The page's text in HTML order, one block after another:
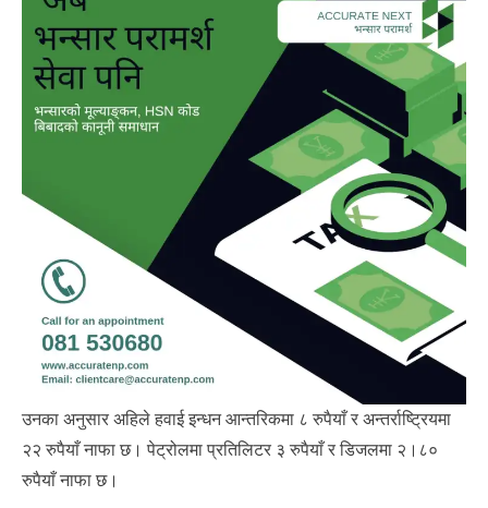
उनका अनुसार अहिले हवाई इन्धन आन्तरिकमा ८ रुपैयाँ र अन्तर्राष्ट्रियमा
२२ रुपैयाँ नाफा छ। पेट्रोलमा प्रतिलिटर ३ रुपैयाँ र डिजलमा २।८०
रुपैयाँ नाफा छ।